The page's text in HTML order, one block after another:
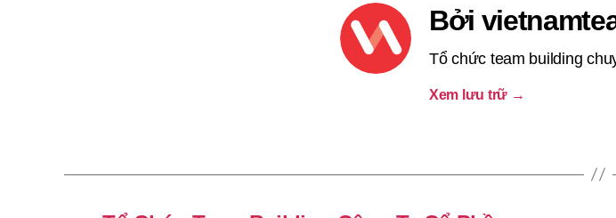
Bởi
Tổ chức team building
Xem lưu trữ →